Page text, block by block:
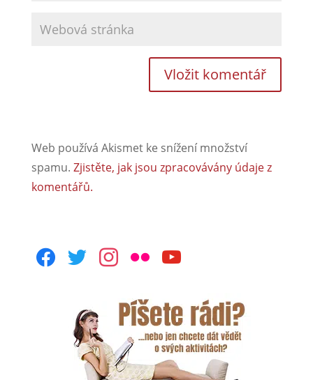
Web používá Akismet ke snížení množství
spamu. Zjistěte, jak jsou zpracovávány údaje z
komentářů.
facebooktwitterinstagram
flickr youtube